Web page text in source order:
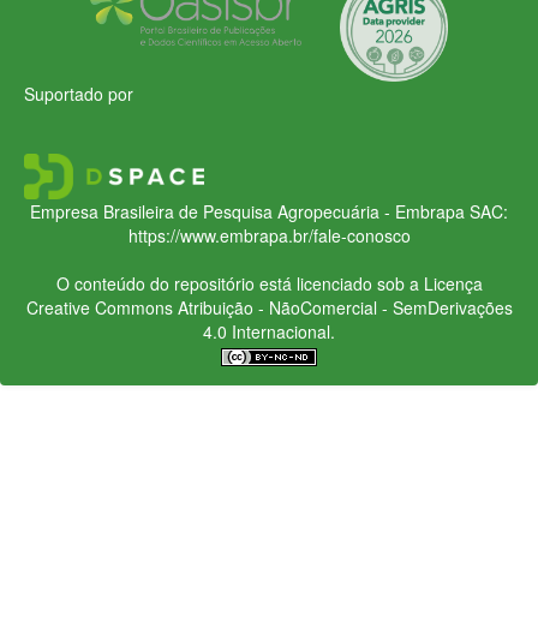
Suportado por
Empresa Brasileira de Pesquisa Agropecuária - Embrapa SAC:
https://www.embrapa.br/fale-conosco
O conteúdo do repositório está licenciado sob a Licença
Creative CommonsAtribuição - NãoComercial - SemDerivações
4.0 Internacional.